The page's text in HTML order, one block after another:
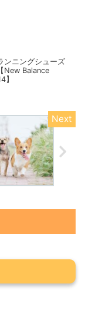
ンニングシューズ
New Balance
】